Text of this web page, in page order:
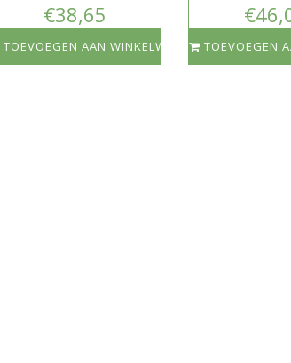
€38,65
TOEVOEGEN AAN WINKELWAGEN TOEVOEGEN